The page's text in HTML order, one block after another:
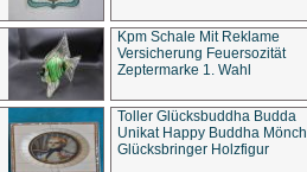
Kpm Schale Mit Reklame
Versicherung Feuersozität
Zeptermarke 1. Wahl
Toller Glücksbuddha Budda
Unikat Happy Buddha Mönch
Glücksbringer Holzfigur